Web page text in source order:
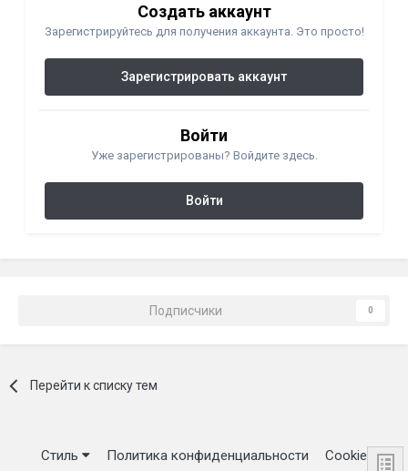
Создать аккаунт
Зарегистрируйтесь для получения аккаунта. Это просто!
Зарегистрировать аккаунт
Войти
Уже зарегистрированы? Войдите здесь.
Войти
Подписчики 0
Перейти к списку тем
Стиль Политика конфиденциальности Cookie